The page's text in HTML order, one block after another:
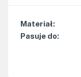
Materiał:
Pasuje do: